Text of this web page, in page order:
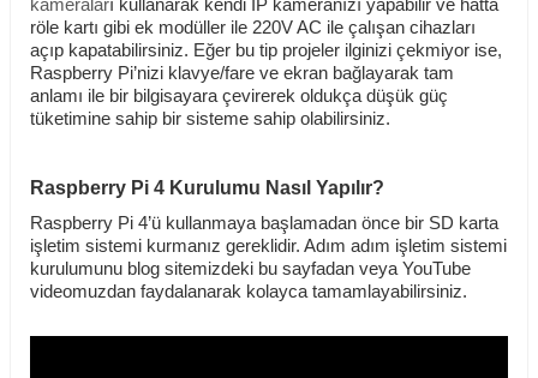
kameraları kullanarak kendi IP kameranızı yapabilir ve hatta
röle kartı gibi ek modüller ile 220V AC ile çalışan cihazları
açıp kapatabilirsiniz. Eğer bu tip projeler ilginizi çekmiyor ise,
Raspberry Pi’nizi klavye/fare ve ekran bağlayarak tam
anlamı ile bir bilgisayara çevirerek oldukça düşük güç
tüketimine sahip bir sisteme sahip olabilirsiniz.
Raspberry Pi 4 Kurulumu Nasıl Yapılır?
Raspberry Pi 4’ü kullanmaya başlamadan önce bir SD karta
işletim sistemi kurmanız gereklidir. Adım adım işletim sistemi
kurulumunu blog sitemizdeki bu sayfadan veyaYouTube
videomuzdan faydalanarak kolayca tamamlayabilirsiniz.